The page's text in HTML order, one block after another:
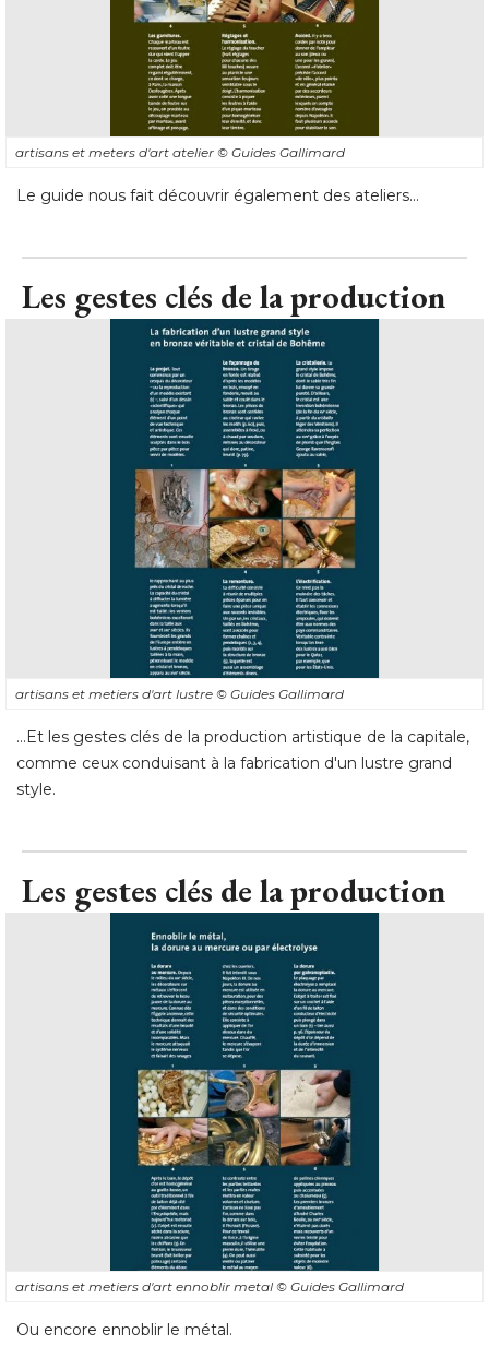
artisans et meters d'art atelier © Guides Gallimard
Le guide nous fait découvrir également des ateliers...
Les gestes clés de la production
artisans et metiers d'art lustre © Guides Gallimard
...Et les gestes clés de la production artistique de la capitale,
comme ceux conduisant à la fabrication d'un lustre grand
style.
Les gestes clés de la production
artisans et metiers d'art ennoblir metal © Guides Gallimard
Ou encore ennoblir le métal.